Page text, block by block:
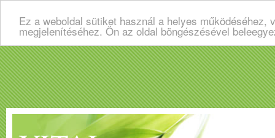
Ez a weboldal sütiket használ a helyes
megjelenítéséhez. Ön az oldal böngészésével